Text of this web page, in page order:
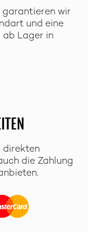
garantieren wir
und eine
ab Lager in
direkten
die Zahlung